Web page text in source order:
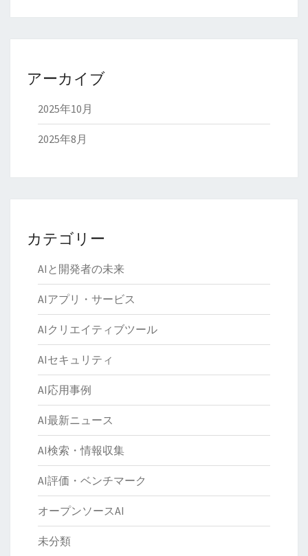
アーカイブ
2025年10月
2025年8月
カテゴリー
AIと開発者の未来
AIアプリ・サービス
AIクリエイティブツール
AIセキュリティ
AI応用事例
AI最新ニュース
AI検索・情報収集
AI評価・ベンチマーク
オープンソースAI
未分類